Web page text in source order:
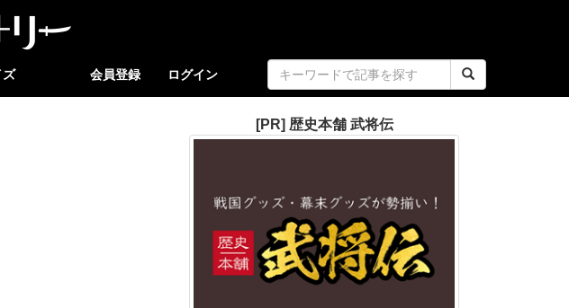
ズ 会員登録 ログイン
[PR] 歴史本舗 武将伝